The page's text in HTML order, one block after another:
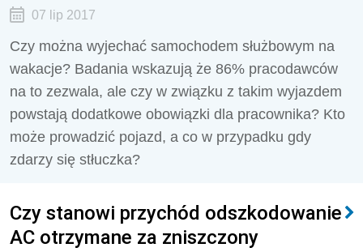
07 lip 2017
Czy można wyjechać samochodem służbowym na
wakacje? Badania wskazują że 86% pracodawców
na to zezwala, ale czy w związku z takim wyjazdem
powstają dodatkowe obowiązki dla pracownika? Kto
może prowadzić pojazd, a co w przypadku gdy
zdarzy się stłuczka?
Czy stanowi przychód odszkodowanie
AC otrzymane za zniszczony